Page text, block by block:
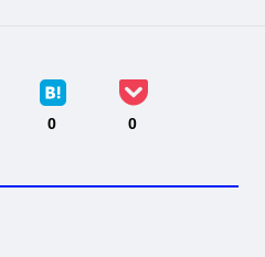
0 0